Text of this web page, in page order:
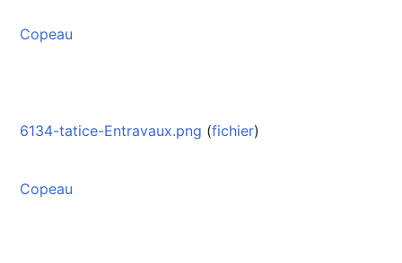
Copeau
6134-tatice-Entravaux.png (fichier)
Copeau